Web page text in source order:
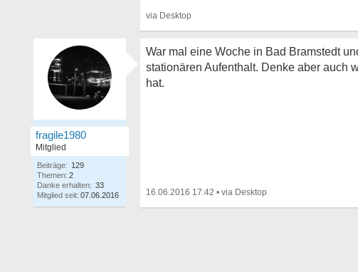
fragile1980
Mitglied
Beiträge: 129
Themen: 2
Danke erhalten: 33
Mitglied seit: 07.06.2016
War mal eine Woche in Bad Bramstedt
stationären Aufenthalt. Denke aber auch
hat.
16.06.2016 17:42 •